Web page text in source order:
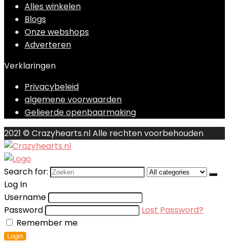
Alles winkelen
Blogs
Onze webshops
Adverteren
Verklaringen
Privacybeleid
algemene voorwaarden
Gelieerde openbaarmaking
2021 © Crazyhearts.nl Alle rechten voorbehouden
Search for:
Log In
Username
Password
Lost Password?
Remember me
Login